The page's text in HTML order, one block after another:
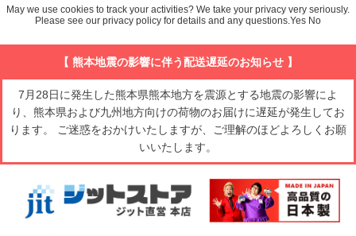
【 熊本地震の影響に伴う配送遅延のお知らせ 】
7月28日に発生した熊本県熊本地方を震源とする地震の影響によ
り、熊本県および九州地方向けの荷物のお届けに遅延が発生してお
ります。 ご迷惑をおかけいたしますが、ご理解のほどよろしくお願
いいたします。
May we use cookies to track your activities? We take your privacy very seriously.
Please see our privacy policy for details and any questions.Yes No